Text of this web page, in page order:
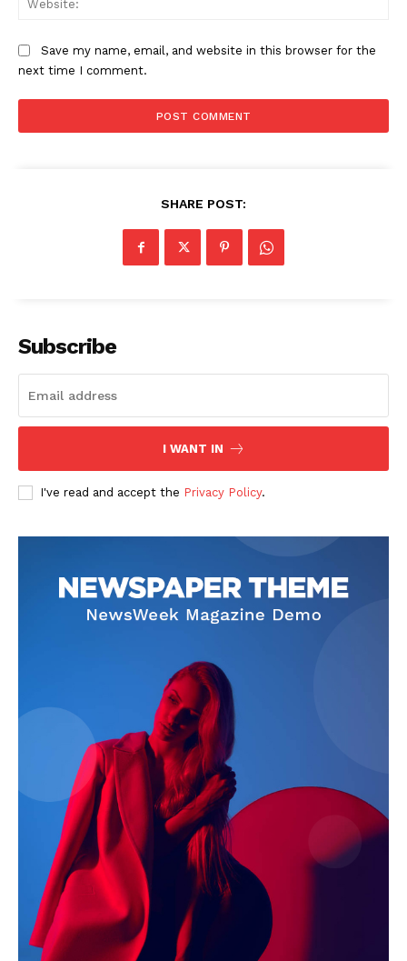
Save my name, email, and website in this browser for the
next time I comment.
SHARE POST:
Subscribe
I WANT IN
I've read and accept the Privacy Policy.